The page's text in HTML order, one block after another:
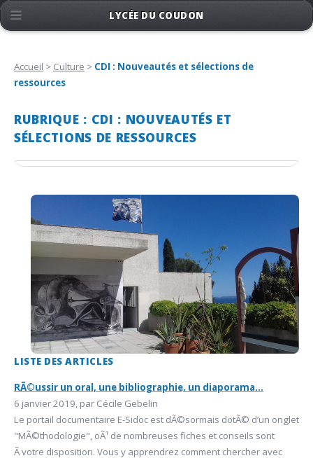
Accueil > Culture > CDI : Nouveautés et sélections de
ressources
RUBRIQUE : CDI : NOUVEAUTÉS ET
SÉLECTIONS DE RESSOURCES
LISTE DES ARTICLES
RÃ©ussir un oral, une bibliographie, un diaporama...
6 janvier 2019, par Cécile Gebelin
Le portail documentaire E-Sidoc est dÃ©sormais dotÃ© d’un onglet
"MÃ©thodologie", oÃ¹ de nombreuses fiches et conseils sont
Ã votre disposition. Vous y apprendrez comment chercher avec
LYCÉE DU COUDON